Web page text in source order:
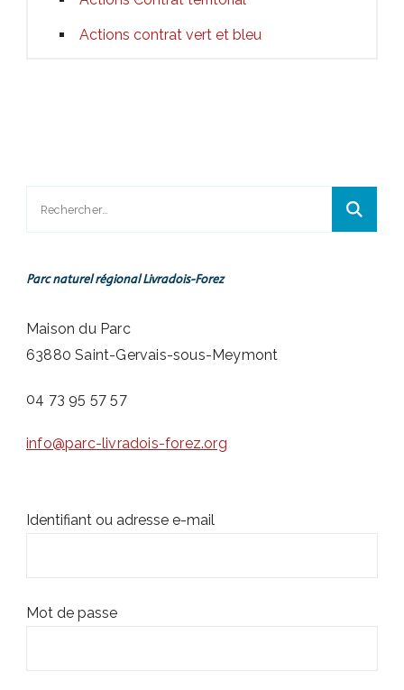
Actions contrat vert et bleu
Parc naturel régional Livradois-Forez
Maison du Parc
63880 Saint-Gervais-sous-Meymont
04 73 95 57 57
info@parc-livradois-forez.org
Identifiant ou adresse e-mail
Mot de passe